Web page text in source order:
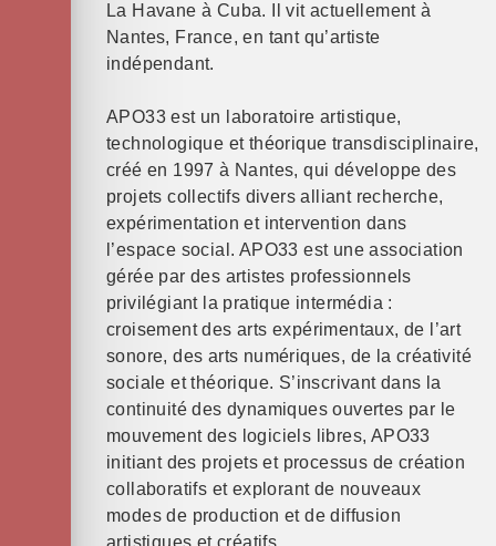
La Havane à Cuba. Il vit actuellement à
Nantes, France, en tant qu’artiste
indépendant.
APO33 est un laboratoire artistique,
technologique et théorique transdisciplinaire,
créé en 1997 à Nantes, qui développe des
projets collectifs divers alliant recherche,
expérimentation et intervention dans
l’espace social. APO33 est une association
gérée par des artistes professionnels
privilégiant la pratique intermédia :
croisement des arts expérimentaux, de l’art
sonore, des arts numériques, de la créativité
sociale et théorique. S’inscrivant dans la
continuité des dynamiques ouvertes par le
mouvement des logiciels libres, APO33
initiant des projets et processus de création
collaboratifs et explorant de nouveaux
modes de production et de diffusion